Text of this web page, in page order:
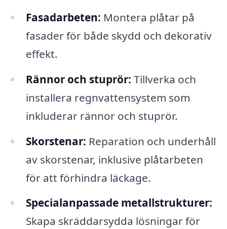
Fasadarbeten: Montera plåtar på
fasader för både skydd och dekorativ
effekt.
Rännor och stuprör: Tillverka och
installera regnvattensystem som
inkluderar rännor och stuprör.
Skorstenar: Reparation och underhåll
av skorstenar, inklusive plåtarbeten
för att förhindra läckage.
Specialanpassade metallstrukturer:
Skapa skräddarsydda lösningar för